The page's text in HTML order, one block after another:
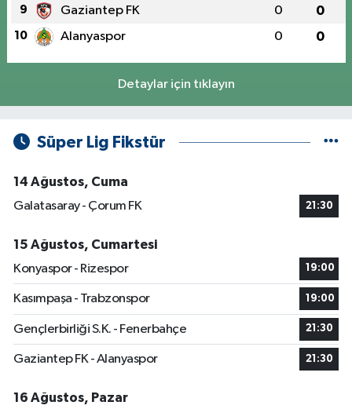
9 Gaziantep FK 0 0
10 Alanyaspor 0 0
Detaylar için tıklayın
Süper Lig Fikstür
14 Ağustos, Cuma
Galatasaray - Çorum FK
21:30
15 Ağustos, Cumartesi
Konyaspor - Rizespor
19:00
Kasımpaşa - Trabzonspor 19:00
Gençlerbirliği S.K. - Fenerbahçe 21:30
Gaziantep FK - Alanyaspor 21:30
16 Ağustos, Pazar